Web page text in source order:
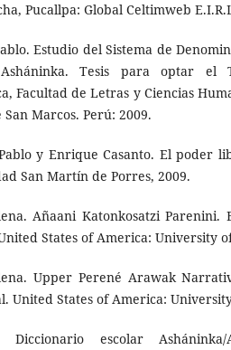
Pucallpa: Global Celtimweb
Estudio del Sistema de
Tesis para optar el
Facultad de Letras y Ciencias
Marcos. Perú: 2009.
y Enrique Casanto. El poder
San Martín de Porres, 2009.
Añaani Katonkosatzi Parenini.
States of America: University
Upper Perené Arawak
United States of America:
Diccionario escolar